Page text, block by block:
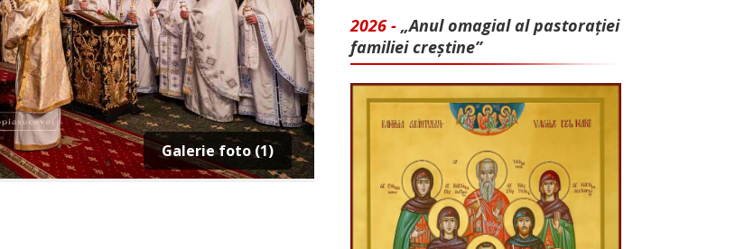
Galerie foto (1)
2026 - „Anul omagial al pastorației
familiei creștine”